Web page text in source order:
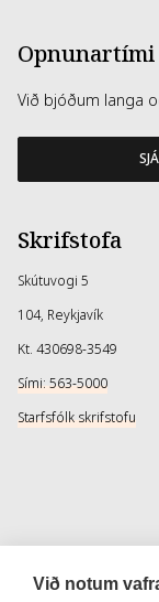
Við bjóðum langa
Skrifstofa
Skútuvogi 5
104, Reykjavík
Kt. 430698-3549
Sími: 563-5000
Starfsfólk skrifstofu
Þjónusta
Við notum